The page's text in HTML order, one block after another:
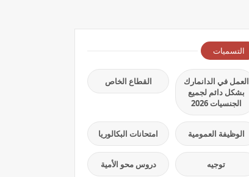
التسميات
العمل في الدانمارك
بشكل دائم لجميع
الجنسيات 2026
القطاع الخاص
الوظيفة العمومية امتحانات البكالوريا
توجيه دروس محو الأمية